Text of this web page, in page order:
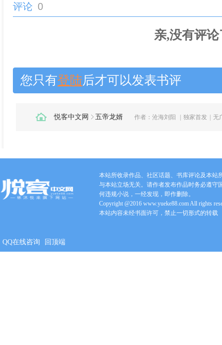
评论 0
亲,没有评论
您只有登陆后才可以发表书评
悦客中文网 五帝龙婿 作者： 沧海刘阳 | 独家首发 | 无
本站所收录作品、社区话题、书库评论及本站
与本站立场无关。请作者发布作品时务必遵守
何违规小说，一经发现，即作删除。
Copyright @2016 www.yueke88.com All rights
本站内容未经书面许可，禁止一切形式的转载
QQ在线咨询 回顶端